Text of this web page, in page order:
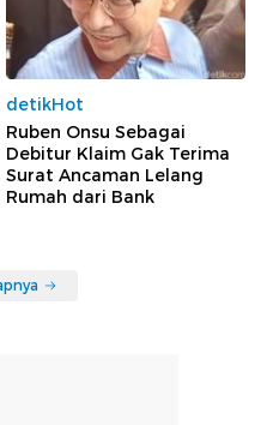
detikHot
Ruben Onsu Sebagai
Debitur Klaim Gak Terima
Surat Ancaman Lelang
Rumah dari Bank